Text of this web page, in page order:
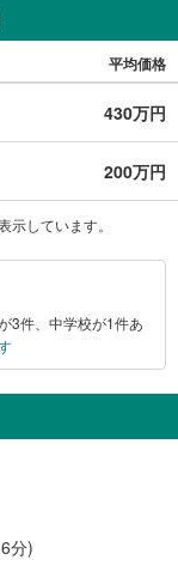
平均価格
430万円
200万円
しています。
3件、中学校が1件あ
分)